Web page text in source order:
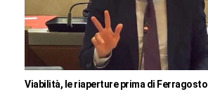
Viabilità, le riaperture prima di Ferragosto